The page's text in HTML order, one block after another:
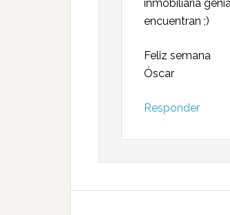
inmobiliaria
encuentran ;)
Feliz semana
Óscar
Responder